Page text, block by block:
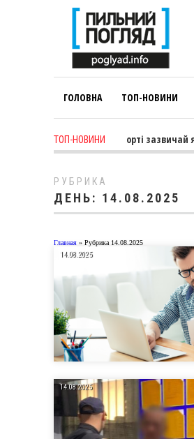
ГОЛОВНА ТОП-НОВИНИ
ТОП-НОВИНИ
Коновалова: «У спорті зазвичай як
РУБРИКА
ДЕНЬ: 14.08.2025
Главная » Рубрика 14.08.2025
14.08.2025
14.08.2025